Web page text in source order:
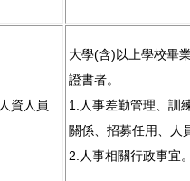
人資人員
大學(含)以上學校畢
證書者。
1.人事差勤管理、訓
關係、招募任用、人
2.人事相關行政事宜